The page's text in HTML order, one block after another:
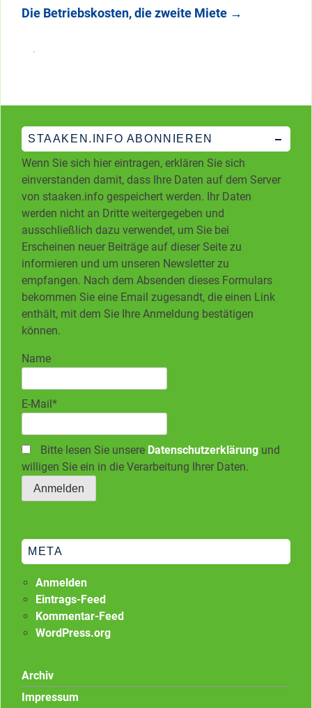
Die Betriebskosten, die zweite Miete →
STAAKEN.INFO ABONNIEREN
Wenn Sie sich hier eintragen, erklären Sie sich
einverstanden damit, dass Ihre Daten auf dem Server
von staaken.info gespeichert werden. Ihr Daten
werden nicht an Dritte weitergegeben und
ausschließlich dazu verwendet, um Sie bei
Erscheinen neuer Beiträge auf dieser Seite zu
informieren und um unseren Newsletter zu
empfangen. Nach dem Absenden dieses Formulars
bekommen Sie eine Email zugesandt, die einen Link
enthält, mit dem Sie Ihre Anmeldung bestätigen
können.
Name
E-Mail*
Bitte lesen Sie unsere Datenschutzerklärung und
willigen Sie ein in die Verarbeitung Ihrer Daten.
META
Anmelden
Eintrags-Feed
Kommentar-Feed
WordPress.org
Archiv
Impressum